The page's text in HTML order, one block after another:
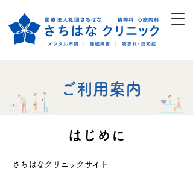
ご利用案内
はじめに
さちはなクリニックサイト